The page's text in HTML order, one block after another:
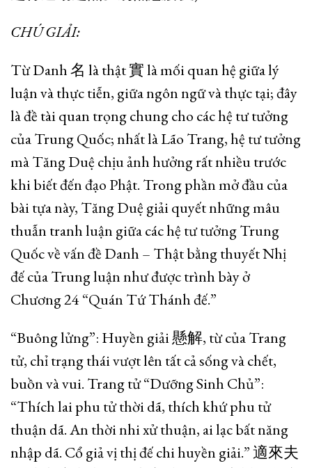
CHÚ GIẢI:
Từ Danh 名 là thật 實 là mối quan hệ giữa lý
luận và thực tiễn, giữa ngôn ngữ và thực tại; đây
là đề tài quan trọng chung cho các hệ tư tưởng
của Trung Quốc; nhất là Lão Trang, hệ tư tưởng
mà Tăng Duệ chịu ảnh hưởng rất nhiều trước
khi biết đến đạo Phật. Trong phần mở đầu của
bài tựa này, Tăng Duệ giải quyết những mâu
thuẫn tranh luận giữa các hệ tư tưởng Trung
Quốc về vấn đề Danh – Thật bằng thuyết Nhị
đế của Trung luận như được trình bày ở
Chương 24 “Quán Tứ Thánh đế.”
“Buông lửng”: Huyền giải 懸解, từ của Trang
tử, chỉ trạng thái vượt lên tất cả sống và chết,
buồn và vui. Trang tử “Dưỡng Sinh Chủ”:
“Thích lai phu tử thời dã, thích khứ phu tử
thuận dã. An thời nhi xử thuận, ai lạc bất năng
nhập dã. Cổ giả vị thị đế chi huyền giải.” 適來夫